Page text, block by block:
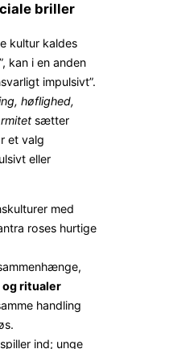
briller
kultur kaldes
kan i en anden
impulsivt”.
høflighed,
sætter
et valg
eller
med
roses hurtige
ritualer
handling
ind; unge